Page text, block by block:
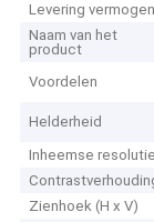
Levering vermogen
Naam van het
product
Voordelen
Helderheid
Inheemse resolutie
Zienhoek (H x V)